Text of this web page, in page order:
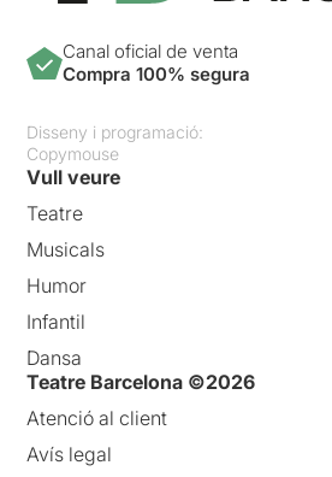
Canal oficial de venta
Compra 100% segura
Disseny i programació:
Copymouse
Vull veure
Teatre
Musicals
Humor
Infantil
Dansa
Teatre Barcelona ©2026
Atenció al client
Avís legal